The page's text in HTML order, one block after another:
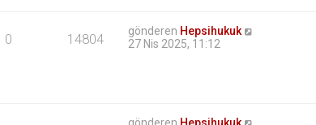
0 14804 gönderen Hepsihukuk
27 Nis 2025, 11:12